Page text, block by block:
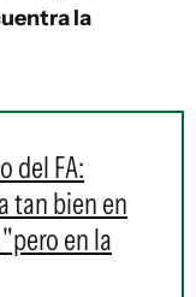
la
del FA:
tan bien en
en la